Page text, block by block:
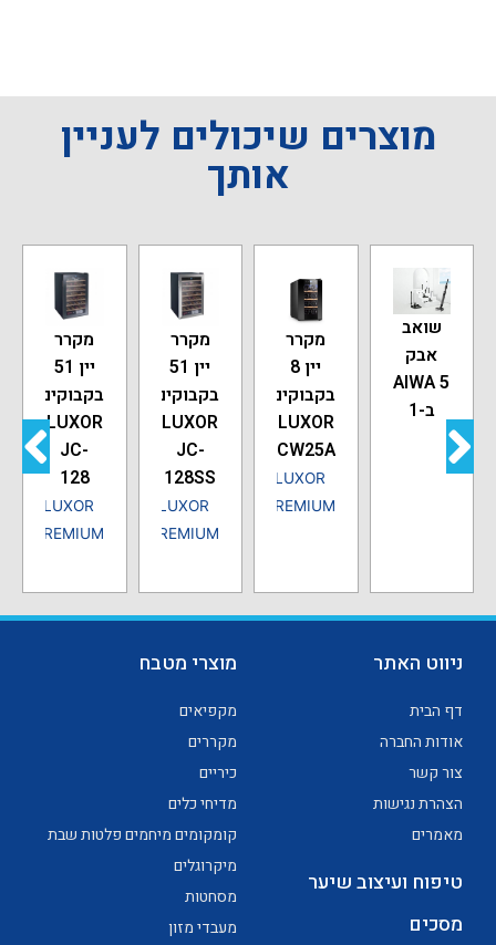
מוצרים שיכולים לעניין
אותך
שואב
אבק
AIWA 5
ב-1
מקרר
יין 8
בקבוקים
LUXOR
BCW25A
LUXOR
PREMIUM
מקרר
יין 51
בקבוקים
LUXOR
JC-
128SS
LUXOR
PREMIUM
מקרר
יין 51
בקבוקים
LUXOR
JC-
128
LUXOR
PREMIUM
ניווט האתר
דף הבית
אודות החברה
צור קשר
הצהרת נגישות
מאמרים
טיפוח ועיצוב שיער
מסכים
מוצרי מטבח
מקפיאים
מקררים
כיריים
מדיחי כלים
קומקומים מיחמים פלטות שבת
מיקרוגלים
מסחטות
מעבדי מזון